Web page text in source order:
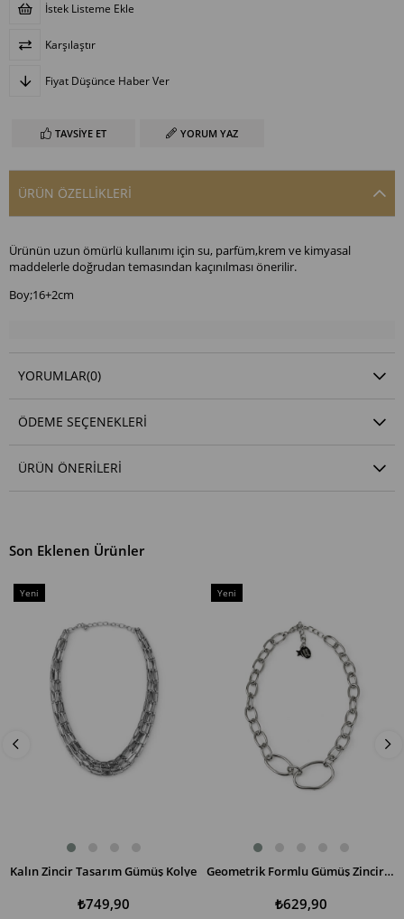
İstek Listeme Ekle
Karşılaştır
Fiyat Düşünce Haber Ver
TAVSIYE ET YORUM YAZ
ÜRÜN ÖZELLIKLERI
Ürünün uzun ömürlü kullanımı için su, parfüm,krem ve kimyasal
maddelerle doğrudan temasından kaçınılması önerilir.
Boy;16+2cm
YORUMLAR(0)
ÖDEME SEÇENEKLERI
ÜRÜN ÖNERILERI
Son Eklenen Ürünler
SEPETE EKLE
Yeni
Kalın Zincir Tasarım Gümüş Kolye
₺749,90
SEPETE EKLE
Yeni
Geometrik Formlu Gümüş Zincir Kolye
₺629,90